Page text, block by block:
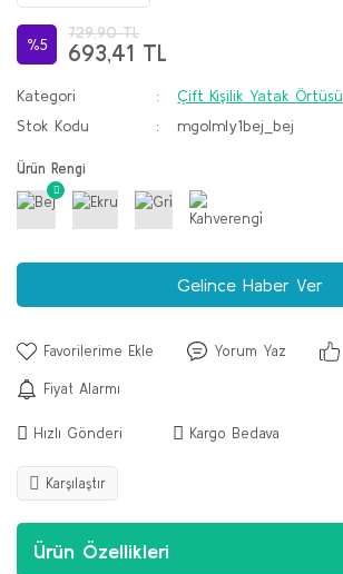
%5
729,90 TL
693,41 TL
Kategori
Çift Kişilik Yatak Örtüsü
Stok Kodu
mgolmly1bej_bej
Ürün Rengi
Gelince Haber Ver
Yorum Yaz
Fiyat Alarmı
Hızlı Gönderi Kargo Bedava
Karşılaştır
Ürün Özellikleri